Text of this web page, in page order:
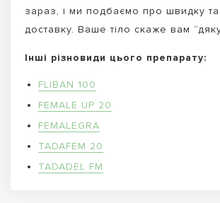
зараз, і ми подбаємо про швидку та
доставку. Ваше тіло скаже вам
Інші різновиди цього препарату:
FLIBAN 100
FEMALE UP 20
FEMALEGRA
TADAFEM 20
TADADEL FM